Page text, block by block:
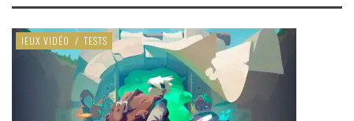
JEUX VIDÉO / TESTS